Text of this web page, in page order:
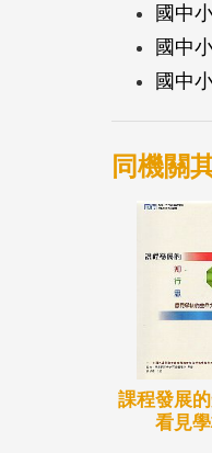
關鍵在於
法掌握除
數除法問
有了較多
則，更有
國中
國中
國中
同機關
課程發展
看見